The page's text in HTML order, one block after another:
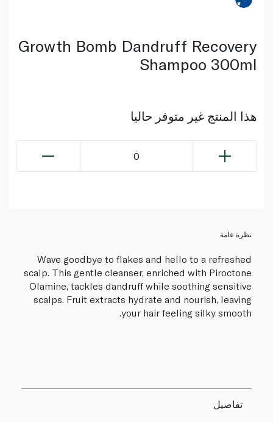
Growth Bomb Dandruff Recovery
Shampoo 300ml
هذا المنتج غير متوفر حاليا
0
نظرة عامة
Wave goodbye to flakes and hello to a refreshed
scalp. This gentle cleanser, enriched with Piroctone
Olamine, tackles dandruff while soothing sensitive
scalps. Fruit extracts hydrate and nourish, leaving
your hair feeling silky smooth.
تفاصيل